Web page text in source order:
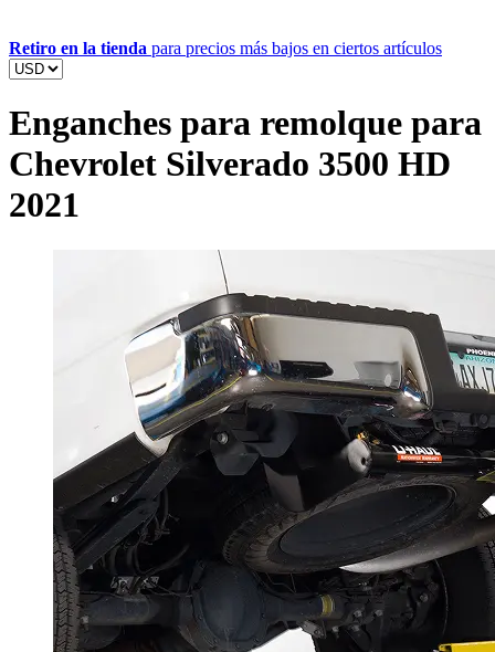
Retiro en la tienda para precios más bajos en ciertos artículos
Enganches para remolque para
Chevrolet Silverado 3500 HD
2021